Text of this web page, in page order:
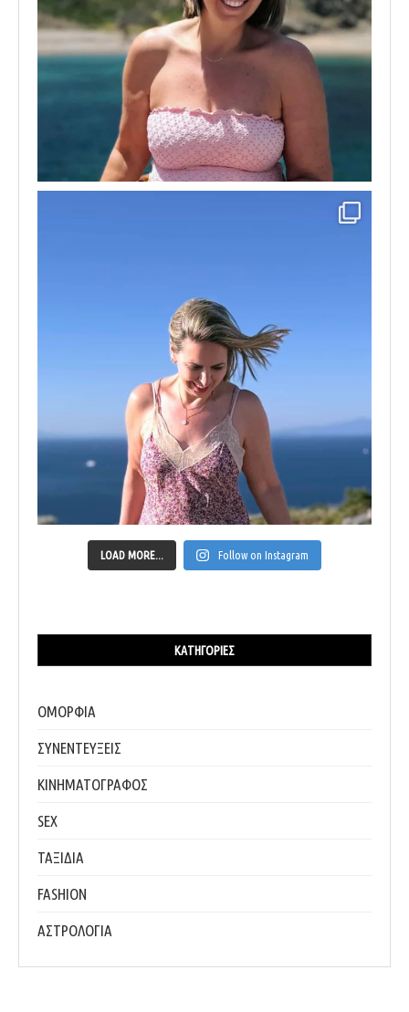
LOAD MORE... Follow on Instagram
ΚΑΤΗΓΟΡΊΕΣ
ΟΜΟΡΦΙΑ
ΣΥΝΕΝΤΕΥΞΕΙΣ
ΚΙΝΗΜΑΤΟΓΡΑΦΟΣ
SEX
ΤΑΞΙΔΙΑ
FASHION
ΑΣΤΡΟΛΟΓΙΑ